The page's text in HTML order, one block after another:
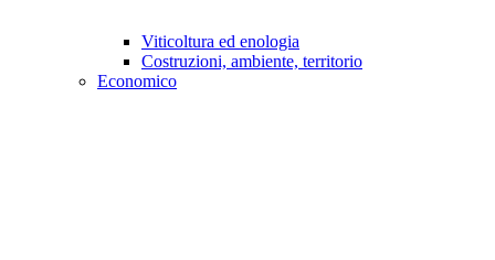
Viticoltura ed enologia
Costruzioni, ambiente, territorio
Economico